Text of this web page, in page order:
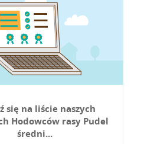
się na liście naszych
Hodowców rasy Pudel
średni...